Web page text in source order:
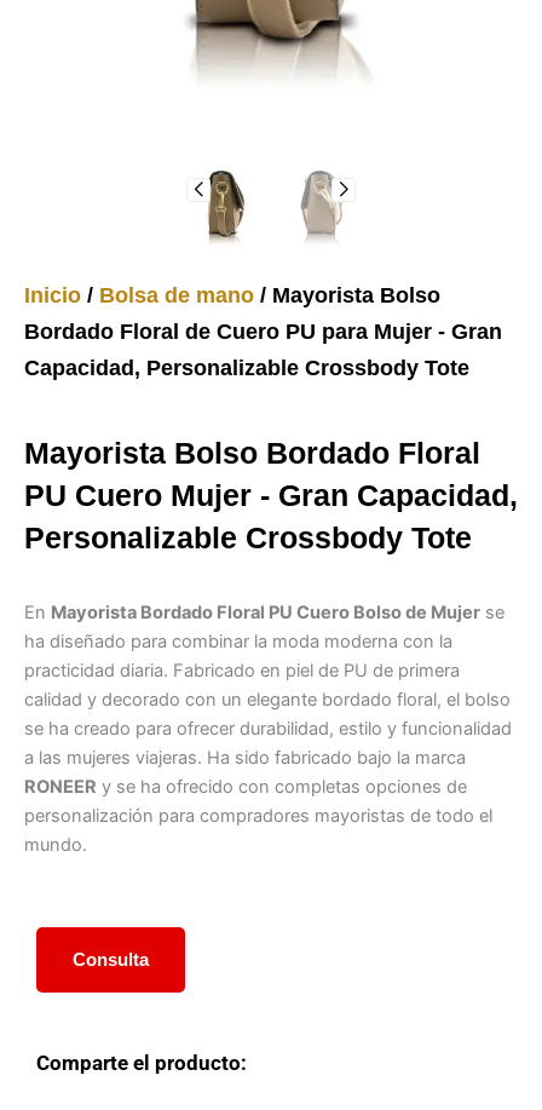
Inicio / Bolsa de mano / Mayorista Bolso
Bordado Floral de Cuero PU para Mujer - Gran
Capacidad, Personalizable Crossbody Tote
Mayorista Bolso Bordado Floral
PU Cuero Mujer - Gran Capacidad,
Personalizable Crossbody Tote
En Mayorista Bordado Floral PU Cuero Bolso de Mujer se
ha diseñado para combinar la moda moderna con la
practicidad diaria. Fabricado en piel de PU de primera
calidad y decorado con un elegante bordado floral, el bolso
se ha creado para ofrecer durabilidad, estilo y funcionalidad
a las mujeres viajeras. Ha sido fabricado bajo la marca
RONEER y se ha ofrecido con completas opciones de
personalización para compradores mayoristas de todo el
mundo.
Consulta
Comparte el producto: